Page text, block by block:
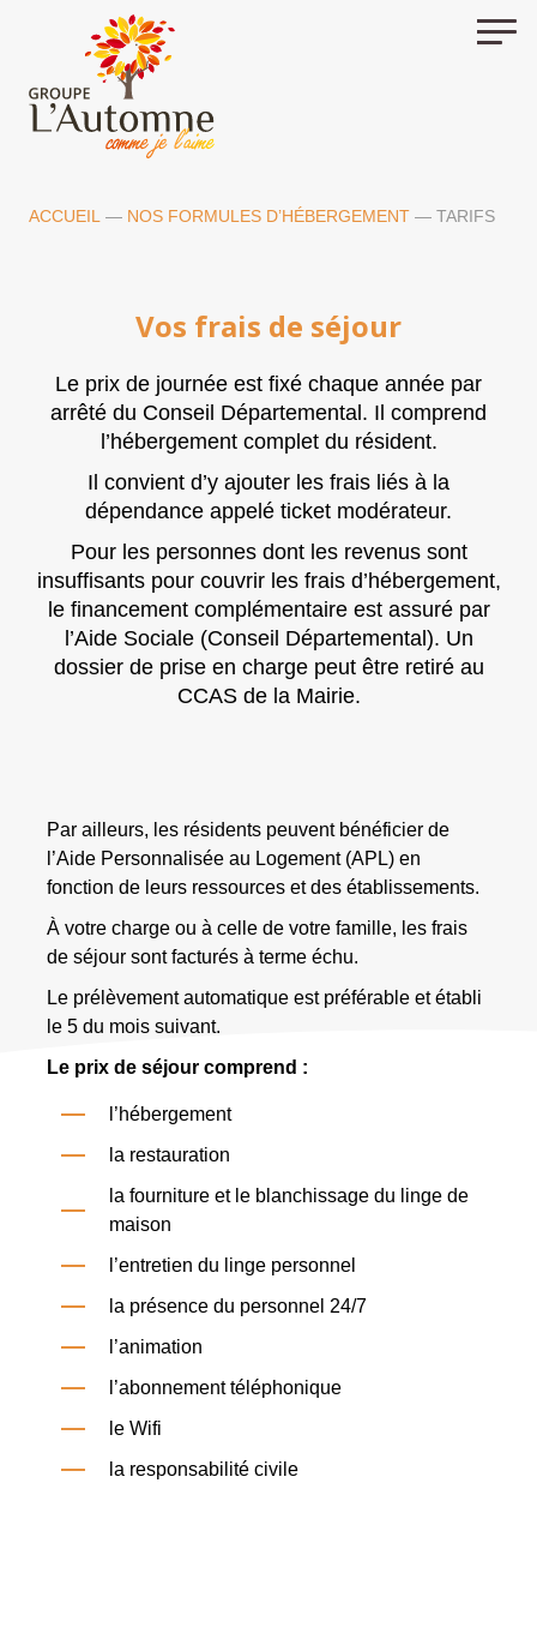
ACCUEIL — NOS FORMULES D’HÉBERGEMENT — TARIFS
Vos frais de séjour
Le prix de journée est fixé chaque année par
arrêté du Conseil Départemental. Il comprend
l’hébergement complet du résident.
Il convient d’y ajouter les frais liés à la
dépendance appelé ticket modérateur.
Pour les personnes dont les revenus sont
insuffisants pour couvrir les frais d’hébergement,
le financement complémentaire est assuré par
l’Aide Sociale (Conseil Départemental). Un
dossier de prise en charge peut être retiré au
CCAS de la Mairie.
Par ailleurs, les résidents peuvent bénéficier de
l’Aide Personnalisée au Logement (APL) en
fonction de leurs ressources et des établissements.
À votre charge ou à celle de votre famille, les frais
de séjour sont facturés à terme échu.
Le prélèvement automatique est préférable et établi
le 5 du mois suivant.
Le prix de séjour comprend :
l’hébergement
la restauration
la fourniture et le blanchissage du linge de
maison
l’entretien du linge personnel
la présence du personnel 24/7
l’animation
l’abonnement téléphonique
le Wifi
la responsabilité civile